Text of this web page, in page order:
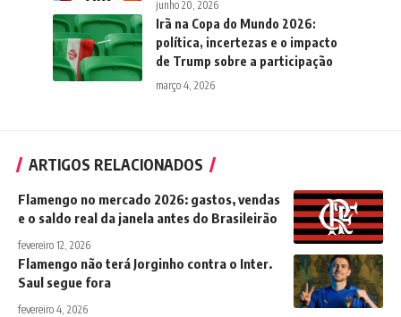
junho 20, 2026
Irã na Copa do Mundo 2026:
política, incertezas e o impacto
de Trump sobre a participação
março 4, 2026
ARTIGOS RELACIONADOS
Flamengo no mercado 2026: gastos, vendas
e o saldo real da janela antes do Brasileirão
fevereiro 12, 2026
Flamengo não terá Jorginho contra o Inter.
Saul segue fora
fevereiro 4, 2026